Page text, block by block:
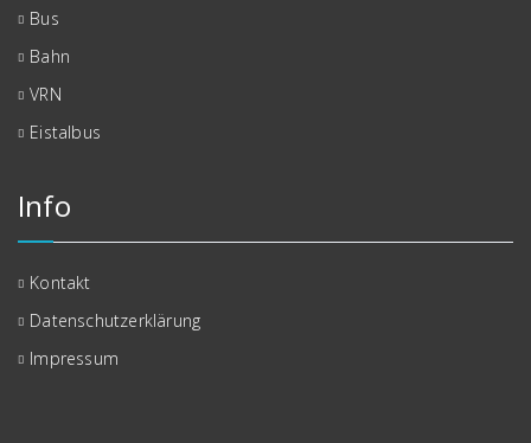
Bus
Bahn
VRN
Eistalbus
Info
Kontakt
Datenschutzerklärung
Impressum